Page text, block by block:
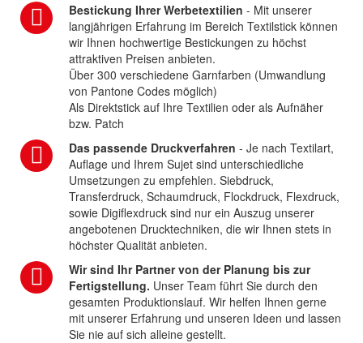
Bestickung Ihrer Werbetextilien - Mit unserer
langjährigen Erfahrung im Bereich Textilstick können
wir Ihnen hochwertige Bestickungen zu höchst
attraktiven Preisen anbieten.
Über 300 verschiedene Garnfarben (Umwandlung
von Pantone Codes möglich)
Als Direktstick auf Ihre Textilien oder als Aufnäher
bzw. Patch
Das passende Druckverfahren - Je nach Textilart,
Auflage und Ihrem Sujet sind unterschiedliche
Umsetzungen zu empfehlen. Siebdruck,
Transferdruck, Schaumdruck, Flockdruck, Flexdruck,
sowie Digiflexdruck sind nur ein Auszug unserer
angebotenen Drucktechniken, die wir Ihnen stets in
höchster Qualität anbieten.
Wir sind Ihr Partner von der Planung bis zur
Fertigstellung. Unser Team führt Sie durch den
gesamten Produktionslauf. Wir helfen Ihnen gerne
mit unserer Erfahrung und unseren Ideen und lassen
Sie nie auf sich alleine gestellt.